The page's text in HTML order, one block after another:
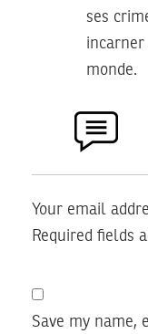
ses
monde.
Your email
Required fields
Save my name,